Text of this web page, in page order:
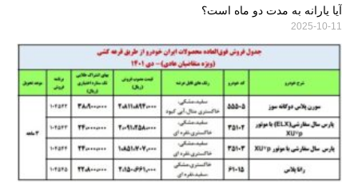
آیا یارانه به مدت دو ماه است؟
2025-10-11